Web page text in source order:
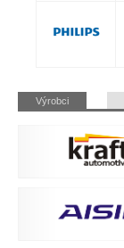
Přeskočit
navigaci
Výrobci